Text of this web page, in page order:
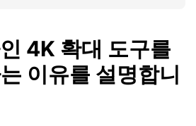
4K 확대 도구를
이유를 설명합니